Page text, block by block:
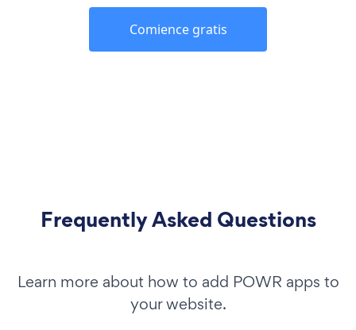
Comience gratis
Frequently Asked Questions
Learn more about how to add POWR apps to
your website.